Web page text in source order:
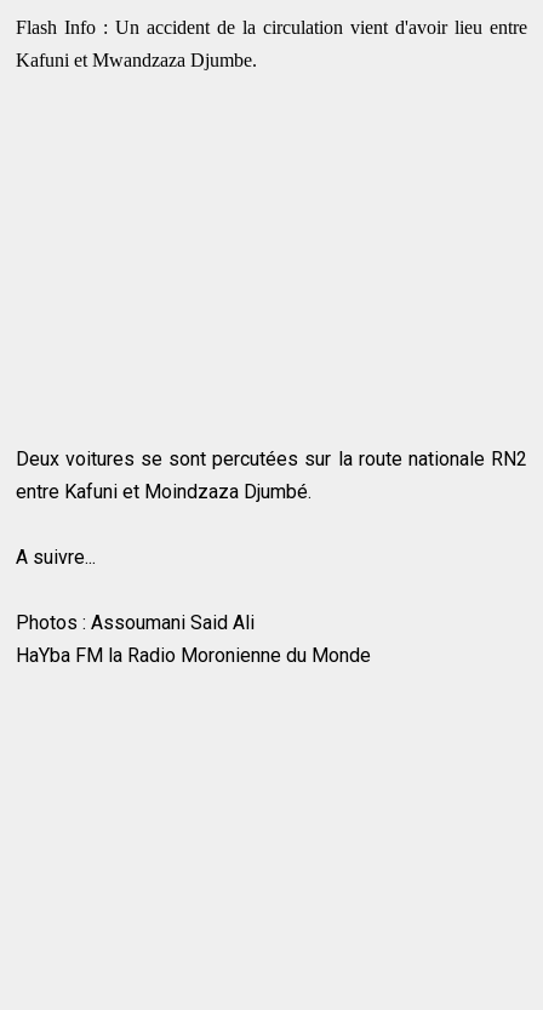
Flash Info : Un accident de la circulation vient d'avoir lieu entre
Kafuni et Mwandzaza Djumbe.
Deux voitures se sont percutées sur la route nationale RN2
entre Kafuni et Moindzaza Djumbé.
A suivre...
Photos : Assoumani Said Ali
HaYba FM la Radio Moronienne du Monde